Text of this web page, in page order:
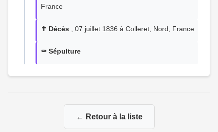
France
✝️ Décès , 07 juillet 1836 à Colleret, Nord, France
⚰️ Sépulture
← Retour à la liste